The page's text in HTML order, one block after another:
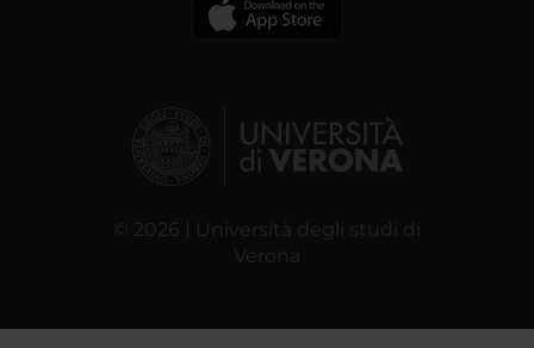
© 2026 | Università degli studi di
Verona